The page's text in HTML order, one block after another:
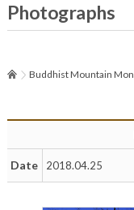
Photographs
Buddhist Mountain
Date 2018.04.25